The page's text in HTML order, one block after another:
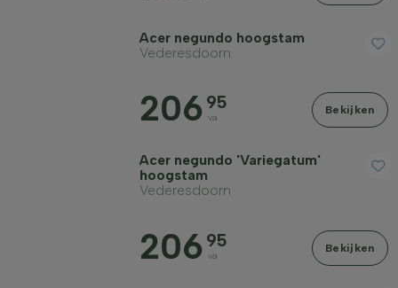
Acer negundo hoogstam
Vederesdoorn
206 95
va
Bekijken
Acer negundo 'Variegatum'
hoogstam
Vederesdoorn
206 95
va
Bekijken